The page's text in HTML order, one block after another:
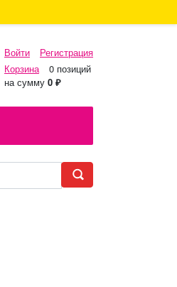
Войти
Регистрация
Корзина
0 позиций
на сумму 0 ₽